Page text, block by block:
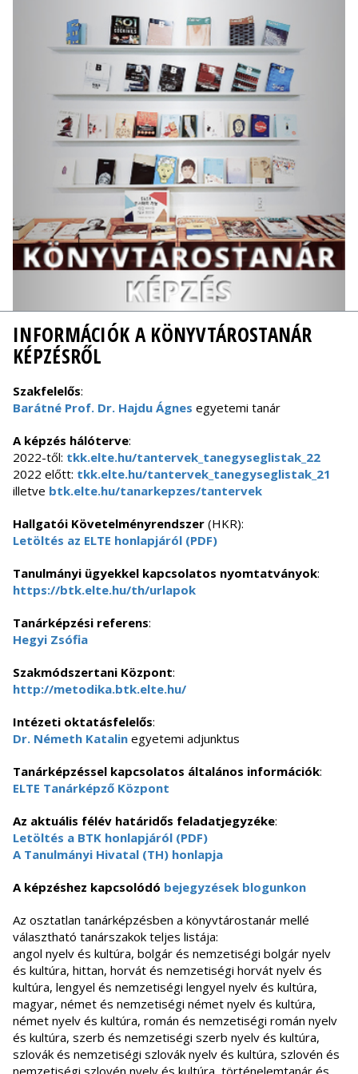
INFORMÁCIÓK A KÖNYVTÁROSTANÁR
KÉPZÉSRŐL
Szakfelelős:
Barátné Prof. Dr. Hajdu Ágnes egyetemi tanár
A képzés hálóterve:
2022-től: tkk.elte.hu/tantervek_tanegyseglistak_22
2022 előtt: tkk.elte.hu/tantervek_tanegyseglistak_21
illetve btk.elte.hu/tanarkepzes/tantervek
Hallgatói Követelményrendszer (HKR):
Letöltés az ELTE honlapjáról (PDF)
Tanulmányi ügyekkel kapcsolatos nyomtatványok:
https://btk.elte.hu/th/urlapok
Tanárképzési referens:
Hegyi Zsófia
Szakmódszertani Központ:
http://metodika.btk.elte.hu/
Intézeti oktatásfelelős:
Dr. Németh Katalin egyetemi adjunktus
Tanárképzéssel kapcsolatos általános információk:
ELTE Tanárképző Központ
Az aktuális félév határidős feladatjegyzéke:
Letöltés a BTK honlapjáról (PDF)
A Tanulmányi Hivatal (TH) honlapja
A képzéshez kapcsolódó bejegyzések blogunkon
Az osztatlan tanárképzésben a könyvtárostanár mellé
választható tanárszakok teljes listája:
angol nyelv és kultúra, bolgár és nemzetiségi bolgár nyelv
és kultúra, hittan, horvát és nemzetiségi horvát nyelv és
kultúra, lengyel és nemzetiségi lengyel nyelv és kultúra,
magyar, német és nemzetiségi német nyelv és kultúra,
német nyelv és kultúra, román és nemzetiségi román nyelv
és kultúra, szerb és nemzetiségi szerb nyelv és kultúra,
szlovák és nemzetiségi szlovák nyelv és kultúra, szlovén és